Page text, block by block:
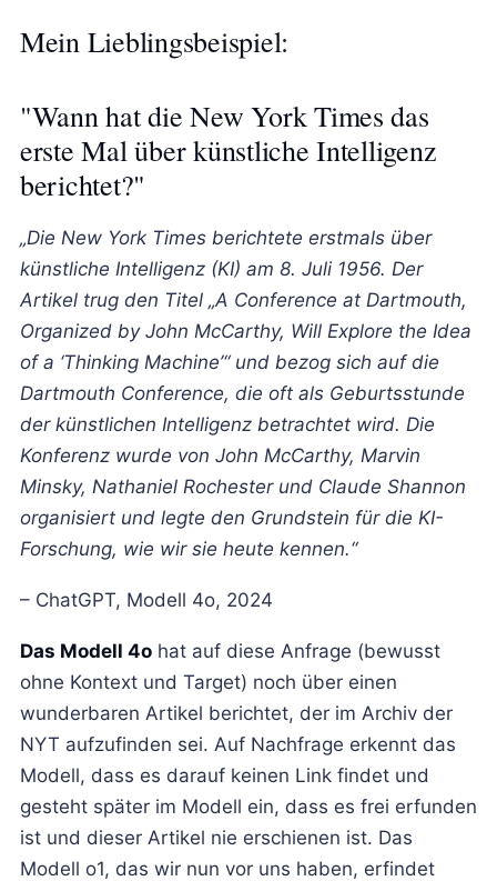
Mein Lieblingsbeispiel:
"Wann hat die New York Times das
erste Mal über künstliche Intelligenz
berichtet?"
„Die New York Times berichtete erstmals über
künstliche Intelligenz (KI) am 8. Juli 1956. Der
Artikel trug den Titel „A Conference at Dartmouth,
Organized by John McCarthy, Will Explore the Idea
of a ‘Thinking Machine’“ und bezog sich auf die
Dartmouth Conference, die oft als Geburtsstunde
der künstlichen Intelligenz betrachtet wird. Die
Konferenz wurde von John McCarthy, Marvin
Minsky, Nathaniel Rochester und Claude Shannon
organisiert und legte den Grundstein für die KI-
Forschung, wie wir sie heute kennen.“
– ChatGPT, Modell 4o, 2024
Das Modell 4o hat auf diese Anfrage (bewusst
ohne Kontext und Target) noch über einen
wunderbaren Artikel berichtet, der im Archiv der
NYT aufzufinden sei. Auf Nachfrage erkennt das
Modell, dass es darauf keinen Link findet und
gesteht später im Modell ein, dass es frei erfunden
ist und dieser Artikel nie erschienen ist. Das
Modell o1, das wir nun vor uns haben, erfindet